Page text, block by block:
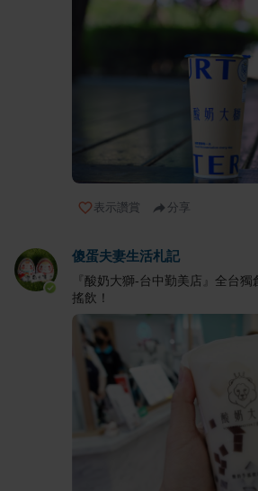
表示讚賞 分享
傻蛋夫妻生活札記
『酸奶大獅-台中勤美店』全台
搖飲！